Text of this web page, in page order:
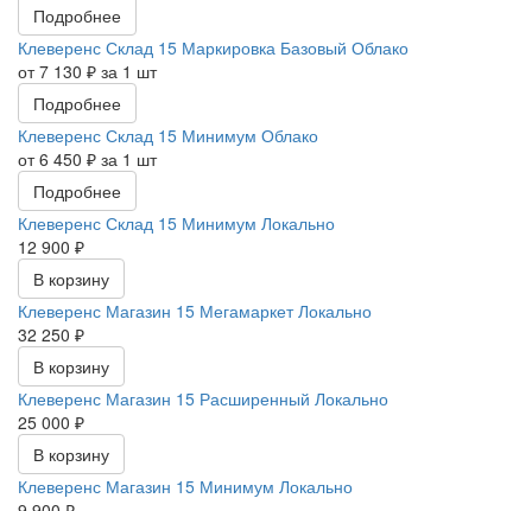
Подробнее
Клеверенс Склад 15 Маркировка Базовый Облако
от 7 130 ₽ за 1 шт
Подробнее
Клеверенс Склад 15 Минимум Облако
от 6 450 ₽ за 1 шт
Подробнее
Клеверенс Склад 15 Минимум Локально
12 900 ₽
В корзину
Клеверенс Магазин 15 Мегамаркет Локально
32 250 ₽
В корзину
Клеверенс Магазин 15 Расширенный Локально
25 000 ₽
В корзину
Клеверенс Магазин 15 Минимум Локально